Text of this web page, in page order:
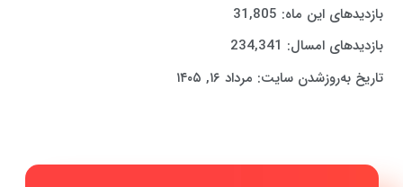
بازدیدهای این ماه: 31,805
بازدیدهای امسال: 234,341
تاریخ به‌روزشدن سایت: مرداد ۱۶, ۱۴۰۵